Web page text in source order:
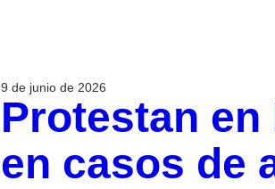
9 de junio de 2026
Protestan
en casos de